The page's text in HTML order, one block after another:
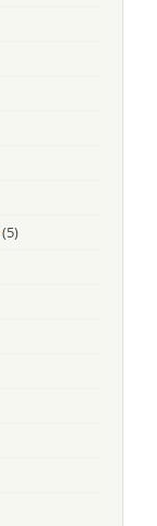
(5)